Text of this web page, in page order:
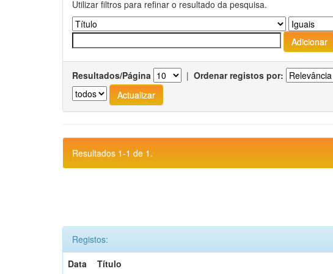
Utilizar filtros para refinar o resultado da pesquisa.
Resultados/Página | Ordenar registos por:
Resultados 1-1 de 1.
Registos:
Data
Título